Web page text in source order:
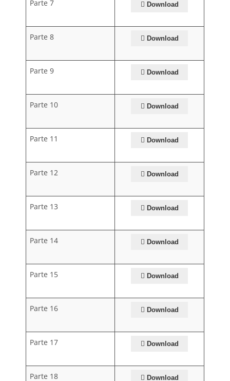
Parte 7 Download
Parte 8 Download
Parte 9 Download
Parte 10 Download
Parte 11 Download
Parte 12 Download
Parte 13 Download
Parte 14 Download
Parte 15 Download
Parte 16 Download
Parte 17 Download
Parte 18 Download